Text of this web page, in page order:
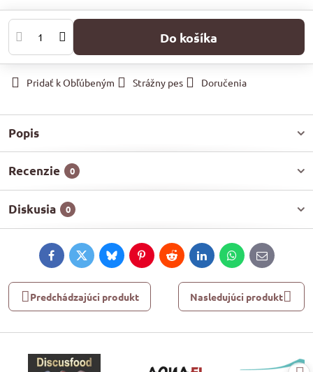
Do košíka
Pridať k Obľúbeným Strážny pes Doručenia
Popis
Recenzie 0
Diskusia 0
FacebookTwitterBlueskyPinterestRedditLinkedInWhatsApp
E-
mail
Predchádzajúci produkt Nasledujúci produkt